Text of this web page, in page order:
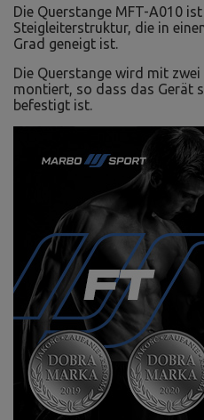
Die Querstange MFT-A010
Steigleiterstruktur, die in
Grad geneigt ist.
Die Querstange wird mit
montiert, so dass das Gerät
befestigt ist.